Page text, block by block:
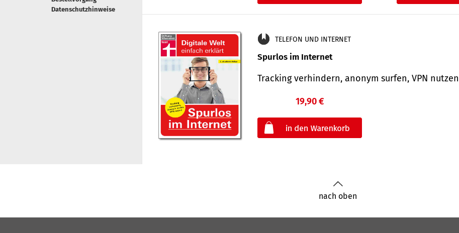
Datenschutzhinweise
TELEFON UND INTERNET
Spurlos im Internet
Tracking verhindern, anonym surfen, VPN nutzen
19,90 €
nach oben